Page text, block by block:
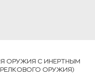
ОРУЖИЯ С ИНЕРТНЫМ
ОРУЖИЯ)